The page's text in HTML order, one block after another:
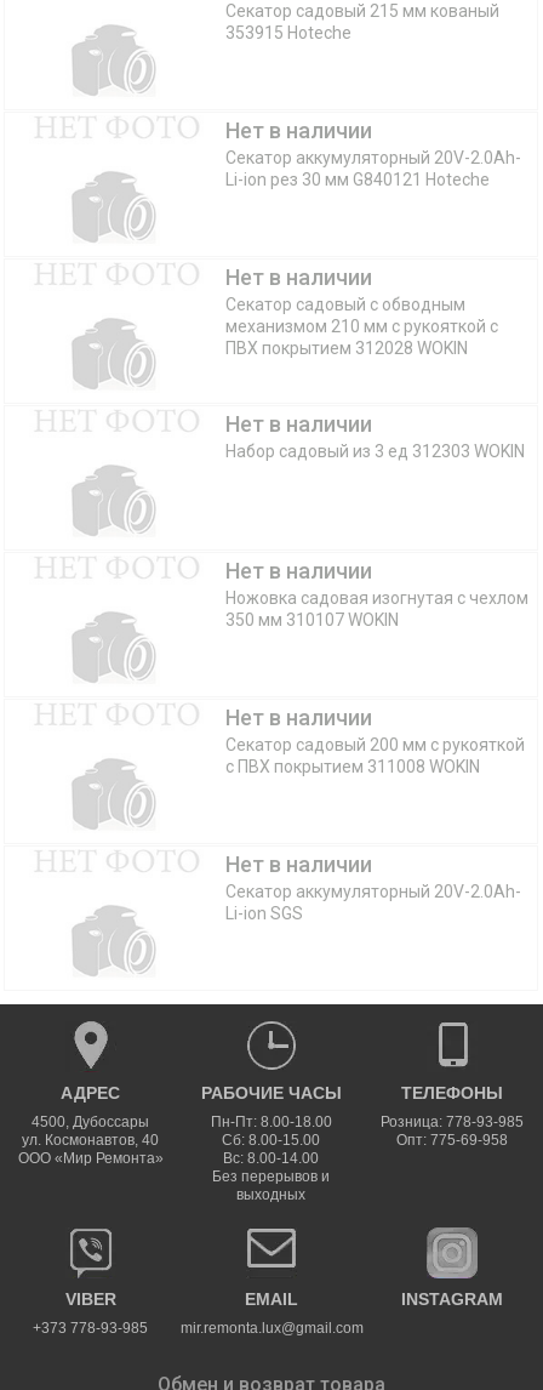
Секатор садовый 215 мм кованый
353915 Hoteche
Нет в наличии
Секатор аккумуляторный 20V-2.0Ah-
Li-ion рез 30 мм G840121 Hoteche
Нет в наличии
Секатор садовый с обводным
механизмом 210 мм с рукояткой с
ПВХ покрытием 312028 WOKIN
Нет в наличии
Набор садовый из 3 ед 312303 WOKIN
Нет в наличии
Ножовка садовая изогнутая с чехлом
350 мм 310107 WOKIN
Нет в наличии
Секатор садовый 200 мм с рукояткой
с ПВХ покрытием 311008 WOKIN
Нет в наличии
Секатор аккумуляторный 20V-2.0Ah-
Li-ion SGS
АДРЕС
4500,Дубоссары
ул. Космонавтов, 40
ООО «Мир Ремонта»
РАБОЧИЕ ЧАСЫ
Пн-Пт: 8.00-18.00
Сб: 8.00-15.00
Вс: 8.00-14.00
Без перерывов и
выходных
ТЕЛЕФОНЫ
Розница: 778-93-985
Опт: 775-69-958
VIBER
+373 778-93-985
EMAIL
mir.remonta.lux@gmail.com
INSTAGRAM
Обмен и возврат товара